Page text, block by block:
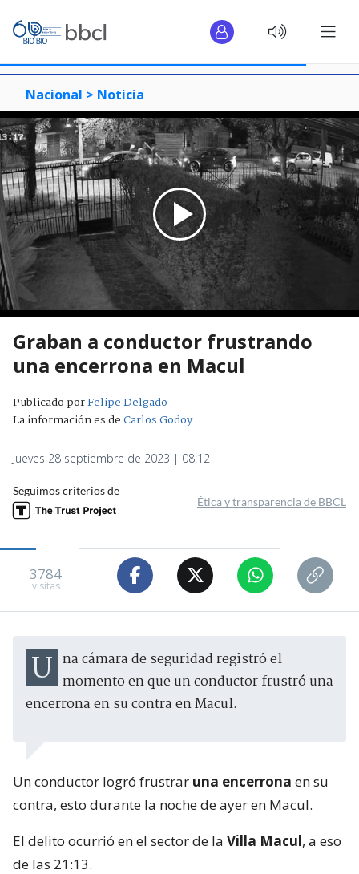
Nacional > Noticia
Graban a conductor frustrando
una encerrona en Macul
Publicado porFelipe Delgado
La información es deCarlos Godoy
Jueves 28 septiembre de 2023 | 08:12
Seguimos criterios de
Ética y transparencia de BBCL
3784
visitas
Una cámara de seguridad registró el momento en que un conductor frustró una
encerrona en su contra en Macul.
Un conductor logró frustrar una encerrona en su
contra, esto durante la noche de ayer en Macul.
El delito ocurrió en el sector de la Villa Macul, a eso
de las 21:13.